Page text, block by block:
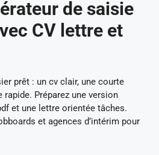
de saisie
CV lettre et
prêt : un cv clair, une courte
rapide. Préparez une version
et une lettre orientée tâches.
et agences d’intérim pour